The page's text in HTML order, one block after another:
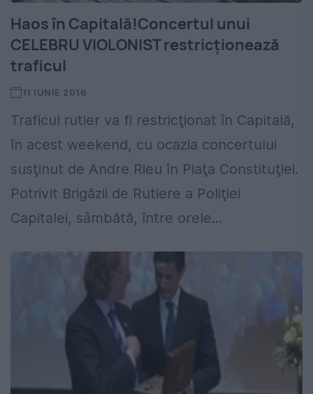
Haos în Capitală!Concertul unui
CELEBRU VIOLONIST restricţionează
traficul
11 IUNIE 2016
Traficul rutier va fi restricţionat în Capitală,
în acest weekend, cu ocazia concertului
susţinut de Andre Rieu în Piaţa Constituţiei.
Potrivit Brigăzii de Rutiere a Poliţiei
Capitalei, sâmbătă, între orele...